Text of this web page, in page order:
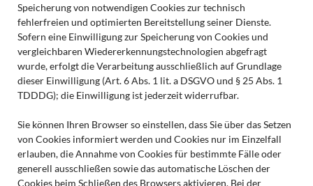
Speicherung von notwendigen Cookies zur technisch
fehlerfreien und optimierten Bereitstellung seiner Dienste.
Sofern eine Einwilligung zur Speicherung von Cookies und
vergleichbaren Wiedererkennungstechnologien abgefragt
wurde, erfolgt die Verarbeitung ausschließlich auf Grundlage
dieser Einwilligung (Art. 6 Abs. 1 lit. a DSGVO und § 25 Abs. 1
TDDDG); die Einwilligung ist jederzeit widerrufbar.
Sie können Ihren Browser so einstellen, dass Sie über das Setzen
von Cookies informiert werden und Cookies nur im Einzelfall
erlauben, die Annahme von Cookies für bestimmte Fälle oder
generell ausschließen sowie das automatische Löschen der
Cookies beim Schließen des Browsers aktivieren. Bei der